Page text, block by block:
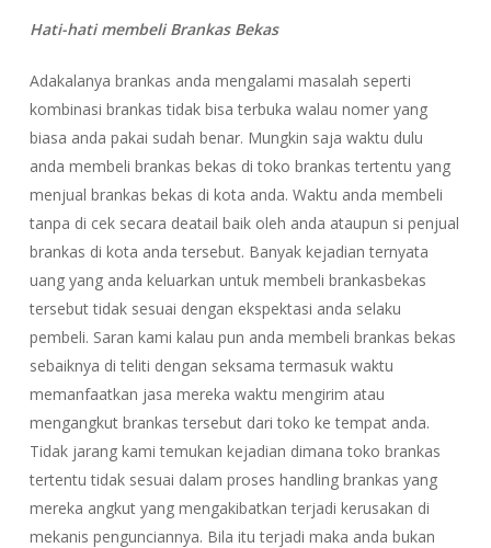
Hati-hati membeli Brankas Bekas
Adakalanya brankas anda mengalami masalah seperti
kombinasi brankas tidak bisa terbuka walau nomer yang
biasa anda pakai sudah benar. Mungkin saja waktu dulu
anda membeli brankas bekas di toko brankas tertentu yang
menjual brankas bekas di kota anda. Waktu anda membeli
tanpa di cek secara deatail baik oleh anda ataupun si penjual
brankas di kota anda tersebut. Banyak kejadian ternyata
uang yang anda keluarkan untuk membeli brankasbekas
tersebut tidak sesuai dengan ekspektasi anda selaku
pembeli. Saran kami kalau pun anda membeli brankas bekas
sebaiknya di teliti dengan seksama termasuk waktu
memanfaatkan jasa mereka waktu mengirim atau
mengangkut brankas tersebut dari toko ke tempat anda.
Tidak jarang kami temukan kejadian dimana toko brankas
tertentu tidak sesuai dalam proses handling brankas yang
mereka angkut yang mengakibatkan terjadi kerusakan di
mekanis pengunciannya. Bila itu terjadi maka anda bukan